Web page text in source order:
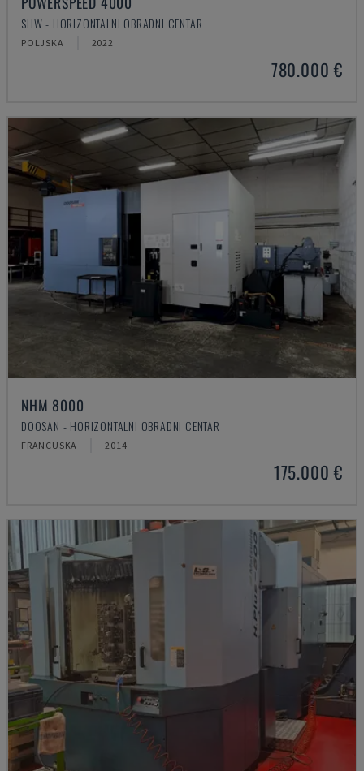
SHW - HORIZONTALNI OBRADNI CENTAR
POLJSKA 2022
780.000 €
NHM 8000
DOOSAN - HORIZONTALNI OBRADNI CENTAR
FRANCUSKA 2014
175.000 €